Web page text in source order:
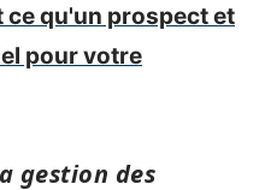
ce qu'un prospect et
pour votre
gestion des